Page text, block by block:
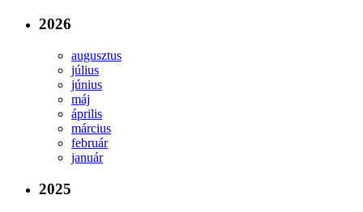
2026
augusztus
július
június
máj
április
március
február
január
2025